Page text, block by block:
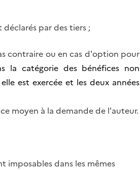
par des tiers ;
contraire ou en cas d'option pour
la catégorie des bénéfices non
est exercée et les deux années
moyen à la demande de l'auteur.
imposables dans les mêmes